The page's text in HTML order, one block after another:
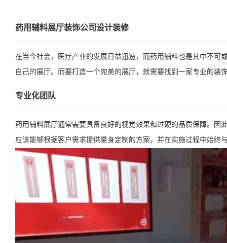
药用辅料展厅装饰公司设计装修
在当今社会，医疗产业的发展日益迅速，而药用辅料也是其中不
自己的展厅。而要打造一个宛美的展厅，就需要找到一家专业的装
专业化团队
药用辅料展厅通常需要具备良好的视觉效果和过硬的品质保障。
应该能够根据客户需求提供量身定制的方案，并在实施过程中始终